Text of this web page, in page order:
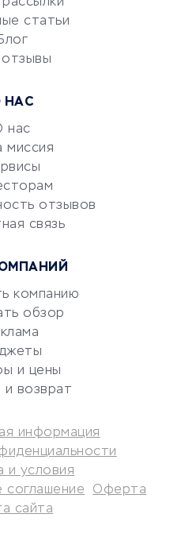
статьи
НАС
нас
миссия
отзывов
связь
компанию
обзор
и цены
и возврат
информация
и условия
соглашение
Оферта
сайта